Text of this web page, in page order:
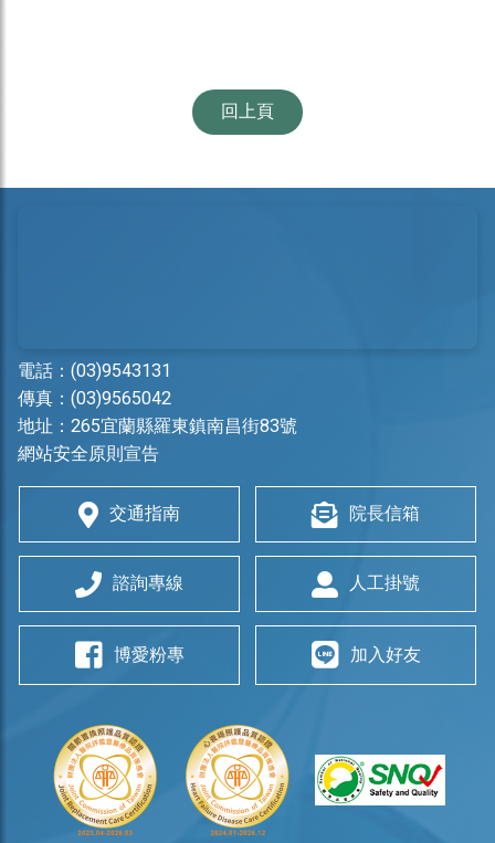
回上頁
電話： (03)9543131
傳真：(03)9565042
地址： 265宜蘭縣羅東鎮南昌街83號
網站安全原則宣告
交通指南 院長信箱
諮詢專線 人工掛號
博愛粉專 加入好友